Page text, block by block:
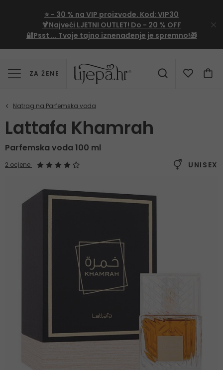
⭐ - 30 % na VIP proizvode. Kod: VIP30
🍹Najveći LJETNI OUTLET! Do - 20 % OFF
🔐Psst ... Tvoje tajno iznenađenje je spremno!🎁
ZA ŽENE
Lattafa Khamrah
Parfemska voda 100 ml
UNISEX
2 ocjene